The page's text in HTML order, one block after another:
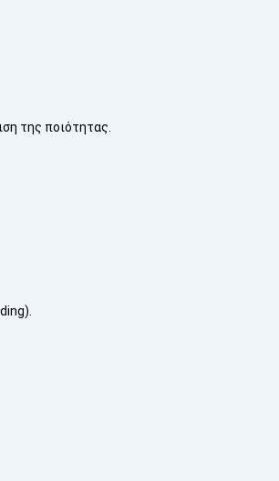
της ποιότητας.